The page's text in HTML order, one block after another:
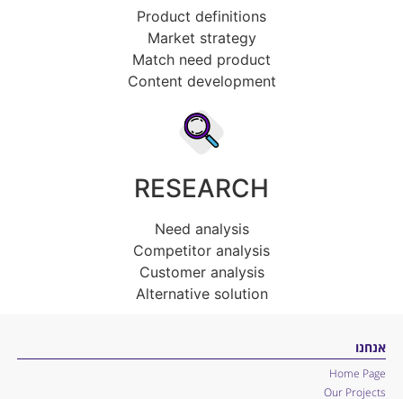
Product definitions
Market strategy
Match need product
Content development
RESEARCH
Need analysis
Competitor analysis
Customer analysis
Alternative solution
אנחנו
Home Page
Our Projects